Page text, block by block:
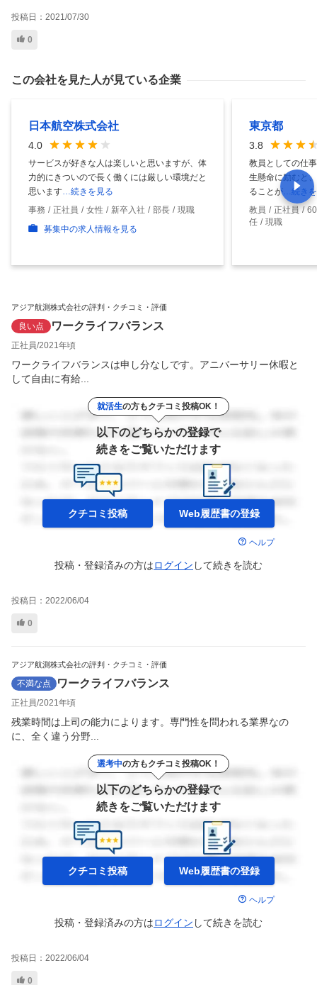
投稿日： 2021/07/30
0
この会社を見た人が見ている企業
日本航空株式会社
4.0
サービスが好きな人は楽しいと思いますが、体
力的にきついので長く働くには厳しい環境だと
思います …続きを見る
事務
正社員 女性 新卒入社 部長
現職
募集中の求人情報を見る
東京都
3.8
教員としての仕
生懸命に励むと
ることが …続き
教員
正社員
任
現職
アジア航測株式会社の評判・クチコミ・評価
良い点 ワークライフバランス
正社員 2021年頃
ワークライフバランスは申し分なしです。アニバーサリー休暇と
して自由に有給...
就活生の方もクチコミ投稿OK！
以下のどちらかの登録で
続きをご覧いただけます
クチコミ投稿 Web履歴書の登録
ヘルプ
投稿・登録済みの方はログイン して続きを読む
投稿日： 2022/06/04
0
アジア航測株式会社の評判・クチコミ・評価
不満な点 ワークライフバランス
正社員 2021年頃
残業時間は上司の能力によります。専門性を問われる業界なの
に、全く違う分野...
選考中の方もクチコミ投稿OK！
以下のどちらかの登録で
続きをご覧いただけます
クチコミ投稿 Web履歴書の登録
ヘルプ
投稿・登録済みの方はログイン して続きを読む
投稿日： 2022/06/04
0